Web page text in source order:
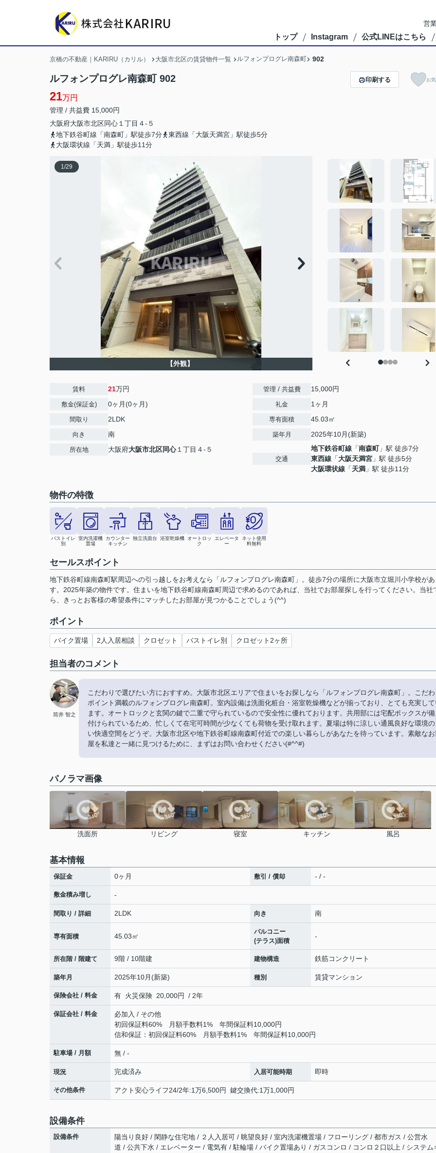
営
トップ Instagram 公式LINEはこちら
京橋の不動産｜KARIRU（カリル） 大阪市北区の賃貸物件一覧 ルフォンプログレ南森町 902
ルフォンプログレ南森町 902
21万円
管理 / 共益費 15,000円
大阪府大阪市北区同心 １丁目４-５
地下鉄谷町線「南森町」駅徒歩7分
東西線「大阪天満宮」駅徒歩5分
大阪環状線「天満」駅徒歩11分
印刷する お
1/29
【外観】
賃料 21万円
敷金(保証金) 0ヶ月(0ヶ月)
間取り 2LDK
向き 南
所在地 大阪府大阪市北区同心１丁目４-５
管理 / 共益費 15,000円
礼金 1ヶ月
専有面積 45.03㎡
築年月 2025年10月(新築)
交通
地下鉄谷町線 「南森町」駅 徒歩7分
東西線 「大阪天満宮 」駅 徒歩5分
大阪環状線 「天満 」駅 徒歩11分
物件の特徴
バストイレ
別
室内洗濯機
置場
カウンター
キッチン
独立洗面台 浴室乾燥機
オートロッ
ク
エレベータ
ー
ネット使用
料無料
セールスポイント
地下鉄谷町線南森町駅周辺への引っ越しをお考えなら「ルフォンプログレ南森町」。徒歩7分の場所に大阪市立堀川小学校があ
す。2025年築の物件です。住まいを地下鉄谷町線南森町周辺で求めるのであれば、当社でお部屋探しを行ってください。当社
ら、きっとお客様の希望条件にマッチしたお部屋が見つかることでしょう(^^)
ポイント
バイク置場 2人入居相談 クロゼット バストイレ別 クロゼット2ヶ所
担当者のコメント
筒井 智之
こだわりで選びたい方におすすめ。大阪市北区エリアで住まいをお探しなら「ルフォンプログレ南森町」。こだわ
ポイント満載のルフォンプログレ南森町。室内設備は洗面化粧台・浴室乾燥機などが揃っており、とても充実し
ます。オートロックと玄関の鍵で二重で守られているので安全性に優れております。共用部には宅配ボックスが備
付けられているため、忙しくて在宅可時間が少なくても荷物を受け取れます。夏場は特に涼しい通風良好な環境の
い快適空間をどうぞ。大阪市北区や地下鉄谷町線南森町付近での楽しい暮らしがあなたを待っています。素敵なお
屋を私達と一緒に見つけるために、まずはお問い合わせください(#^^#)
パノラマ画像
洗面所 リビング 寝室 キッチン 風呂
基本情報
保証金 0ヶ月 敷引 / 償却 - / -
敷金積み増し -
間取り / 詳細 2LDK 向き 南
専有面積 45.03㎡
バルコニー
(テラス)面積
-
所在階 / 階建て 9階 / 10階建 建物構造 鉄筋コンクリート
築年月 2025年10月(新築) 種別 賃貸マンション
保険会社 / 料金 有 火災保険 20,000円 / 2年
保証会社 / 料金
必加入 / その他
初回保証料60% 月額手数料1% 年間保証料10,000円
信和保証：初回保証料60% 月額手数料1% 年間保証料10,000円
駐車場 / 月額 無 / -
現況 完成済み 入居可能時期 即時
その他条件 アクト安心ライフ24/2年:1万6,500円 鍵交換代:1万1,000円
設備条件
設備条件
陽当り良好 / 閑静な住宅地 / ２人入居可 / 眺望良好 / 室内洗濯機置場 / フローリング / 都市ガス / 公営水
道 / 公共下水 / エレベーター / 電気有 / 駐輪場 / バイク置場あり / ガスコンロ / コンロ２口以上 / システム